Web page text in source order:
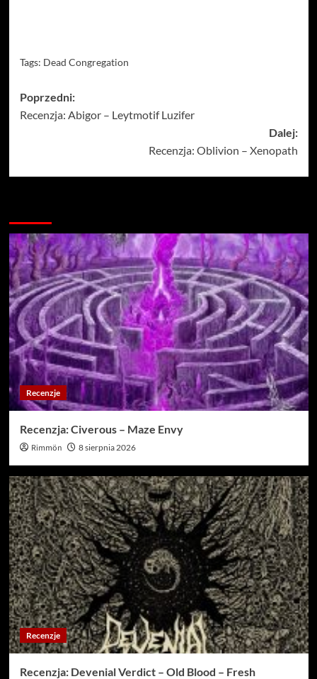
Tags: Dead Congregation
Zobacz
wpisy
Poprzedni:
Recenzja: Abigor – Leytmotif Luzifer
Dalej:
Recenzja: Oblivion – Xenopath
Recenzje
Recenzja: Civerous – Maze Envy
Rimmön 8 sierpnia 2026
Recenzje
Recenzja: Devenial Verdict – Old Blood – Fresh